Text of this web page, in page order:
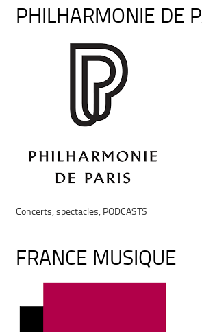
PHILHARMONIE DE
Concerts, spectacles, PODCASTS
FRANCE MUSIQUE